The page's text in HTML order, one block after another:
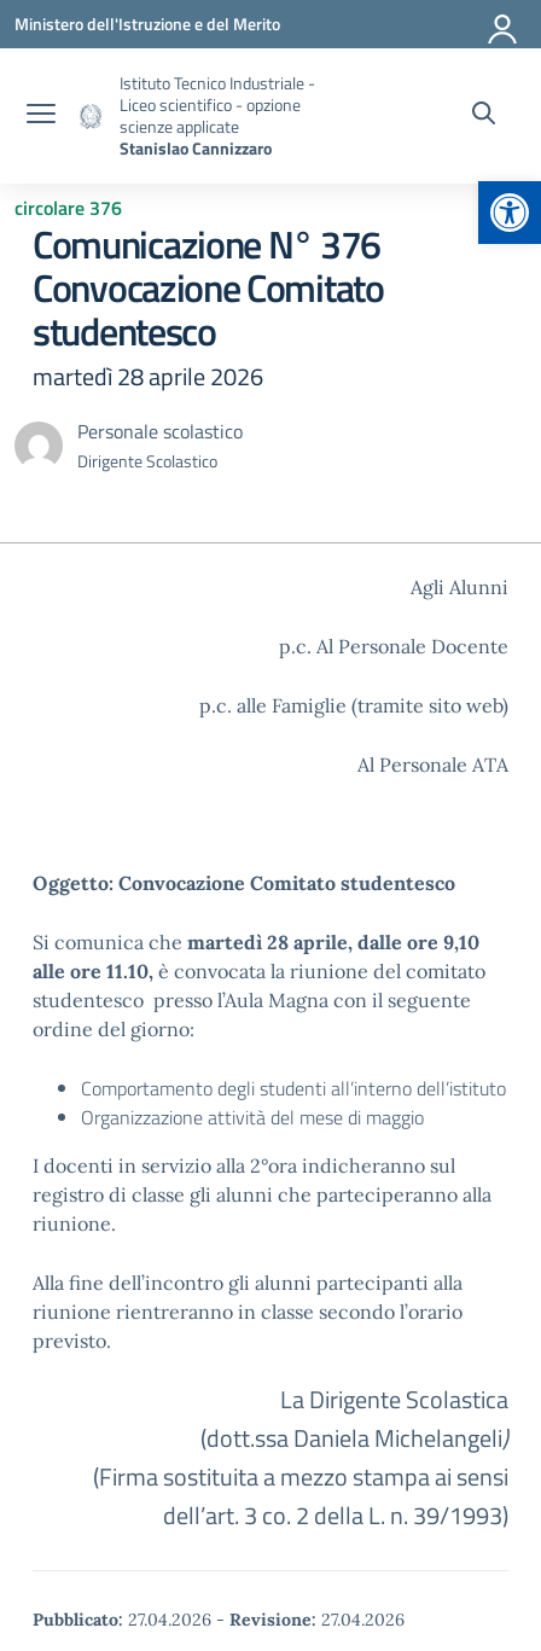
Vai ai contenuti
Vai al menu di navigazione
Vai al footer
Ministero dell'Istruzione e del Merito
Istituto Tecnico Industriale -
Liceo scientifico - opzione
scienze applicate
Stanislao Cannizzaro
circolare 376
Comunicazione N° 376
Convocazione Comitato
studentesco
martedì 28 aprile 2026
Personale scolastico
Dirigente Scolastico
Agli Alunni
p.c. Al Personale Docente
p.c. alle Famiglie (tramite sito web)
Al Personale ATA
Oggetto: Convocazione Comitato studentesco
Si comunica che martedì 28 aprile, dalle ore 9,10
alle ore 11.10, è convocata la riunione del comitato
studentesco presso l’Aula Magna con il seguente
ordine del giorno:
Comportamento degli studenti all’interno dell’istituto
Organizzazione attività del mese di maggio
I docenti in servizio alla 2°ora indicheranno sul
registro di classe gli alunni che parteciperanno alla
riunione.
Alla fine dell’incontro gli alunni partecipanti alla
riunione rientreranno in classe secondo l’orario
previsto.
La Dirigente Scolastica
(dott.ssa Daniela Michelangeli)
(Firma sostituita a mezzo stampa ai sensi
dell’art. 3 co. 2 della L. n. 39/1993)
Pubblicato: 27.04.2026 - Revisione: 27.04.2026